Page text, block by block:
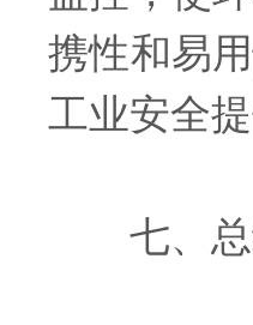
携性和易
工业安全
七、总